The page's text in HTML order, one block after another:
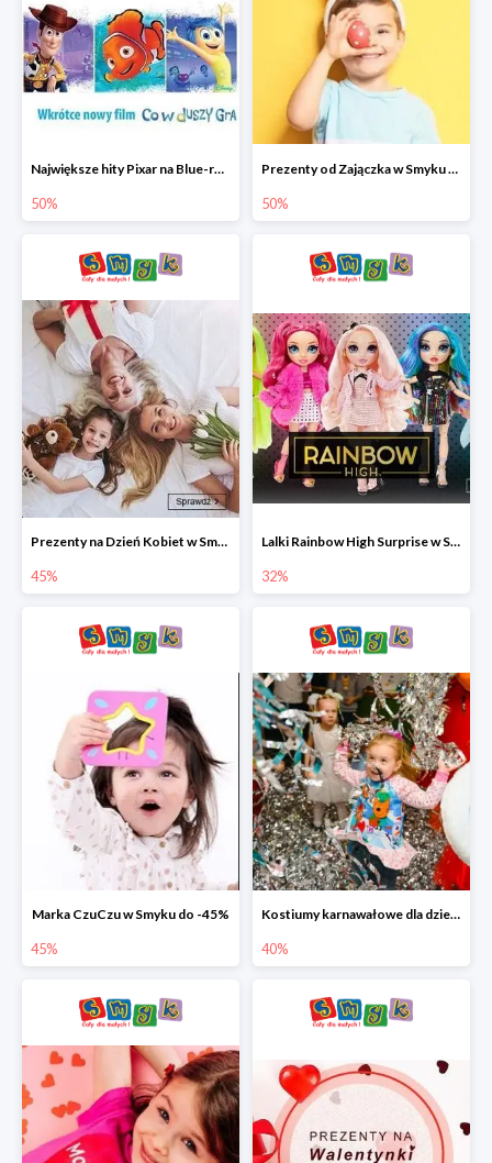
Największe hity Pixar na Blue-rey i DVD w Smyku - drugi film -50%
50%
Prezenty od Zajączka w Smyku do -50%
50%
Prezenty na Dzień Kobiet w Smyku do -45%
45%
Lalki Rainbow High Surprise w Smyku do -35%
32%
Marka CzuCzu w Smyku do -45%
45%
Kostiumy karnawałowe dla dzieci w Smyku do -40%
40%